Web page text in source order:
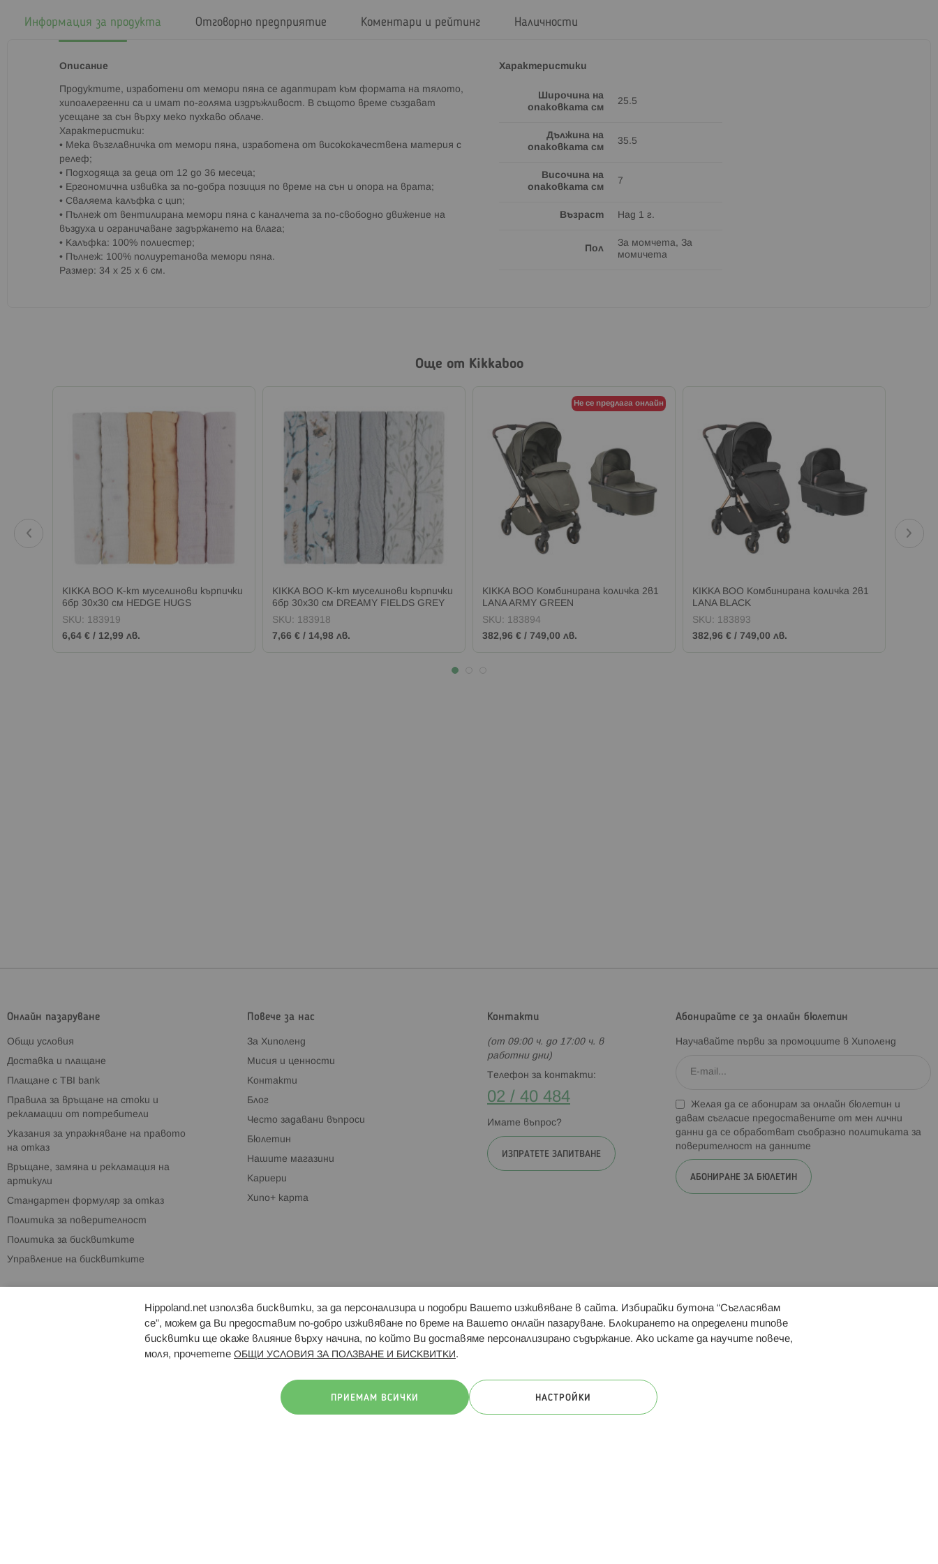
Информация за продукта
Описание
Продуктите, изработени от мемори пяна се адаптират към формата на тялото,
хипоалергенни са и имат по-голяма издръжливост. В същото време създават
усещане за сън върху меко пухкаво облаче.
Характеристики:
• Мека възглавничка от мемори пяна, изработена от висококачествена материя с
релеф;
• Подходяща за деца от 12 до 36 месеца;
• Ергономична извивка за по-добра позиция по време на сън и опора на врата;
• Сваляема калъфка с цип;
• Пълнеж от вентилирана мемори пяна с каналчета за по-свободно движение на
въздуха и ограничаване задържането на влага;
• Калъфка: 100% полиестер;
• Пълнеж: 100% полиуретанова мемори пяна.
Размер: 34 x 25 x 6 см.
Характеристики
Широчина на
опаковката см
25.5
Дължина на
опаковката см
35.5
Височина на
опаковката см
7
Възраст Над 1 г.
Пол
За момчета, За
момичета
Отговорно предприятие Коментари и рейтинг Наличности
Още от Kikkaboo
KIKKA BOO К-кт муселинови кърпички
6бр 30х30 см HEDGE HUGS
SKU: 183919
6,64 € / 12,99 лв.
KIKKA BOO К-кт муселинови кърпички
6бр 30х30 см DREAMY FIELDS GREY
SKU: 183918
7,66 € / 14,98 лв.
Не се предлага онлайн
KIKKA BOO Комбинирана количка 2в1
LANA ARMY GREEN
SKU: 183894
382,96 € / 749,00 лв.
KIKKA BOO Комбинирана количка 2в1
LANA BLACK
SKU: 183893
382,96 € / 749,00 лв.
Онлайн пазаруване
Общи условия
Доставка и плащане
Плащане с TBI bank
Правила за връщане на стоки и
рекламации от потребители
Указания за упражняване на правото
на отказ
Връщане, замяна и рекламация на
артикули
Стандартен формуляр за отказ
Политика за поверителност
Политика за бисквитките
Управление на бисквитките
Повече за нас
За Хиполенд
Мисия и ценности
Контакти
Блог
Често задавани въпроси
Бюлетин
Нашите магазини
Кариери
Хипо+ карта
Контакти
(от 09:00 ч. до 17:00 ч. в
работни дни)
Телефон за контакти:
02 / 40 484
Имате въпрос?
ИЗПРАТЕТЕ ЗАПИТВАНЕ
Абонирайте се за онлайн бюлетин
Научавайте първи за промоциите в Хиполенд
Желая да се абонирам за онлайн бюлетин и
давам съгласие предоставените от мен лични
данни да се обработват съобразно политиката за
поверителност на данните
АБОНИРАНЕ ЗА БЮЛЕТИН
Брошури Магазини Свързани сайтове: Hippoland.ro Последвайте ни:
Hippoland.net използва бисквитки, за да персонализира и подобри Вашето изживяване в сайта. Избирайки бутона “Съгласявам
се”, можем да Ви предоставим по-добро изживяване по време на Вашето онлайн пазаруване. Блокирането на определени типове
бисквитки ще окаже влияние върху начина, по който Ви доставяме персонализирано съдържание. Ако искате да научите повече,
моля, прочетете ОБЩИ УСЛОВИЯ ЗА ПОЛЗВАНЕ И БИСКВИТКИ .
ПРИЕМАМ ВСИЧКИ НАСТРОЙКИ